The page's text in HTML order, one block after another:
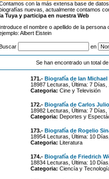
con la más extensa base de
nuevas, actualmente contamos
Tuya y participa en nuestra Web
Introduce el nombre o apellido de la
Albert Eistein
en
Se han encontrado un total
171.- Biografía de Ian Michael
18987 Lecturas, Última: 7 Días,
Categoria: Cine y Televisión
172.- Biografía de Carlos
18982 Lecturas, Última: 7 Días,
Categoria: Deportes y
173.- Biografía de Rogelio
18954 Lecturas, Última: 10
Categoria: Literatura
174.- Biografía de Friedrich
18834 Lecturas, Última: 10
Categoria: Ciencía y